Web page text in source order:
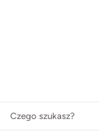
Czego szukasz?